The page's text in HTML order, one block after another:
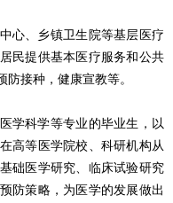
、乡镇卫生院等基层医疗
民提供基本医疗服务和公共
接种，健康宣教等。
科学等专业的毕业生，以
高等医学院校、科研机构从
础医学研究、临床试验研究
防策略，为医学的发展做出